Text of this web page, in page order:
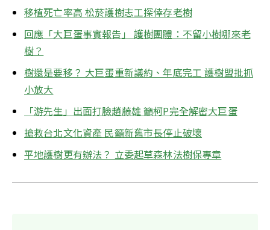
移植死亡率高 松菸護樹志工探倖存老樹
回應「大巨蛋事實報告」 護樹團體：不留小樹哪來老
樹？
樹還是要移？ 大巨蛋重新議約、年底完工 護樹盟批抓
小放大
「游先生」出面打臉趙藤雄 籲柯P完全解密大巨蛋
搶救台北文化資產 民籲新舊市長停止破壞
平地護樹更有辦法？ 立委起草森林法樹保專章